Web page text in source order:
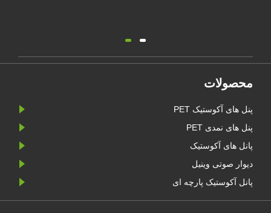
محصولات
پنل های آکوستیک PET
پنل های نمدی PET
پانل های آکوستیک
دیوار صوتی وینیل
پانل آکوستیک پارچه ای